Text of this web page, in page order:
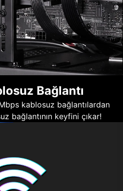
Bağlantı
kablosuz bağlantılardan
bağlantının keyfini çıkar!